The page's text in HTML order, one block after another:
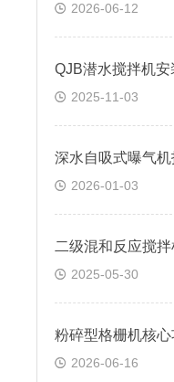
2026-06-12
QJB潜水搅拌机
2025-11-03
深水自吸式曝气
2026-01-03
二级混和反应搅
2025-05-30
粉碎型格栅机核
2026-06-16